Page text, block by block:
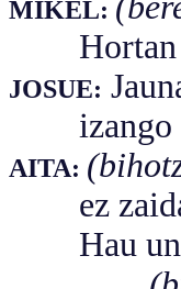
MIKEL:
Hortan
JOSUE:
izango
AITA:
ez
Hau